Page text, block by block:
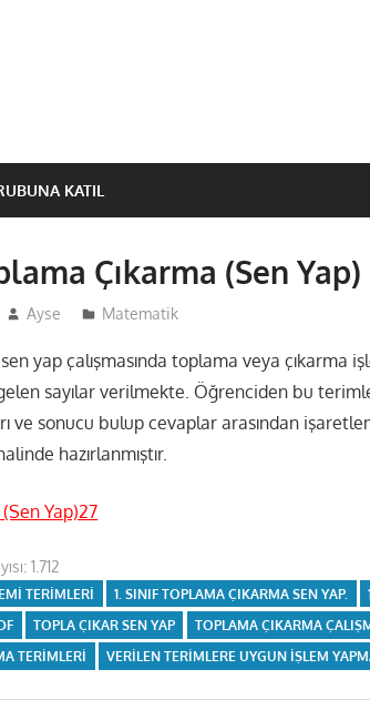
KATIL
Çıkarma (Sen Yap)
Ayse Matematik
yap çalışmasında toplama veya çıkarma
sayılar verilmekte. Öğrenciden bu
ve sonucu bulup cevaplar arasından
hazırlanmıştır.
Yap)27
1.712
TERIMLERI 1. SINIF TOPLAMA ÇIKARMA SEN YAP.
TOPLA ÇIKAR SEN YAP
TOPLAMA ÇIKARMA
TERIMLERI
VERILEN TERIMLERE UYGUN IŞLEM